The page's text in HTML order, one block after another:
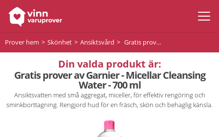
Prover hem Skönhet Ansiktsvård Gratis prover av Garnier - Micellar Cleansing Water - 700 ml
Din valda produkt är:
Gratis prover av Garnier - Micellar Cleansing
Water - 700 ml
Ansiktsvatten med små aggregat, miceller, för effektiv rengöring och
sminkborttagning. Rengjord hud för en fräsch, skön och behaglig känsla.